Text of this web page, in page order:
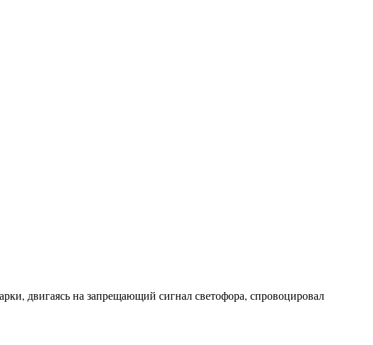
двигаясь на запрещающий сигнал светофора, спровоцировал